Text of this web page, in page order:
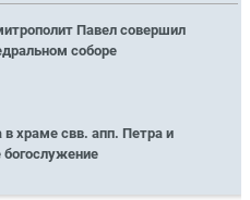
Павел совершил
соборе
в храме свв. апп. Петра и
богослужение